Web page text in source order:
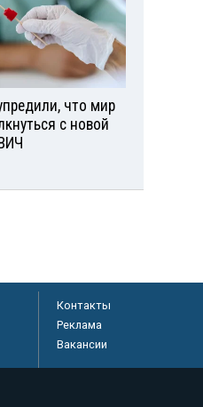
что мир
с новой
Контакты
Реклама
Вакансии